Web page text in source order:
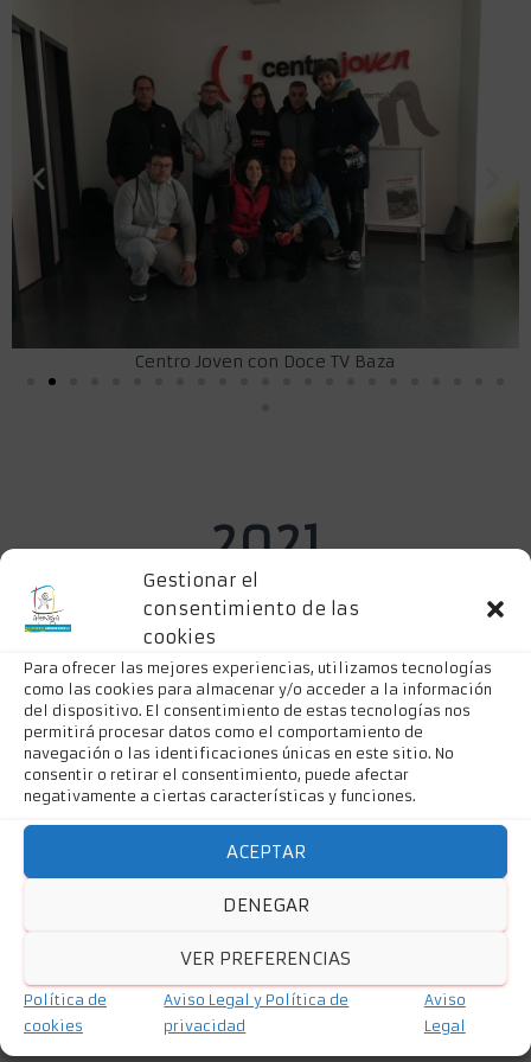
Gestionar el
consentimiento de las
cookies
Para ofrecer las mejores experiencias, utilizamos tecnologías
como las cookies para almacenar y/o acceder a la información
del dispositivo. El consentimiento de estas tecnologías nos
permitirá procesar datos como el comportamiento de
navegación o las identificaciones únicas en este sitio. No
consentir o retirar el consentimiento, puede afectar
negativamente a ciertas características y funciones.
ACEPTAR
DENEGAR
VER PREFERENCIAS
Política de
cookies
Aviso Legal y Política de
privacidad
Aviso
Legal
Centro Joven con Doce TV Baza
2021